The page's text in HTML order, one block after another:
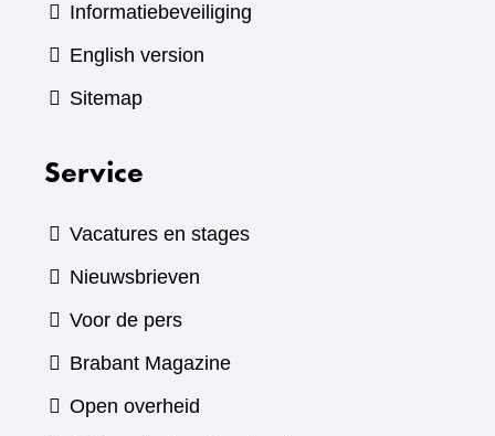
Informatiebeveiliging
English version
Sitemap
Service
Vacatures en stages
Nieuwsbrieven
Voor de pers
Brabant Magazine(verwijst
Open overheid